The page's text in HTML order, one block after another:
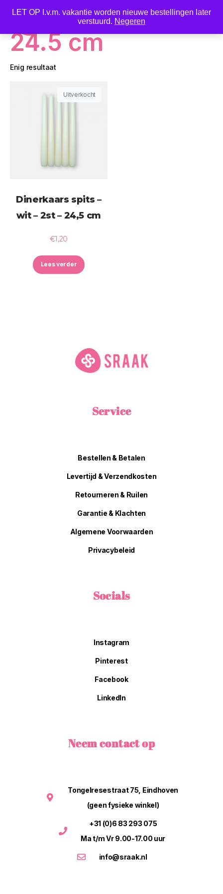
LET OP I.v.m. vakantie worden nieuwe bestellingen later
verstuurd. Negeren
24.5 cm
Enig resultaat
Uitverkocht
Dinerkaars spits –
wit – 2st – 24,5 cm
€1,20
Lees verder
Service
Bestellen & Betalen
Levertijd & Verzendkosten
Retourneren & Ruilen
Garantie & Klachten
Algemene Voorwaarden
Privacybeleid
Socials
Instagram
Pinterest
Facebook
LinkedIn
Neem contact op
Tongelresestraat 75, Eindhoven
(geen fysieke winkel)
+31 (0)6 83 293 075
Ma t/m Vr 9.00-17.00 uur
info@sraak.nl